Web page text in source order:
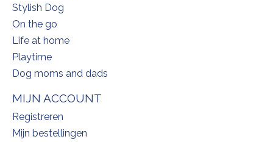
Stylish Dog
On the go
Life at home
Playtime
Dog moms and dads
MIJN ACCOUNT
Registreren
Mijn bestellingen